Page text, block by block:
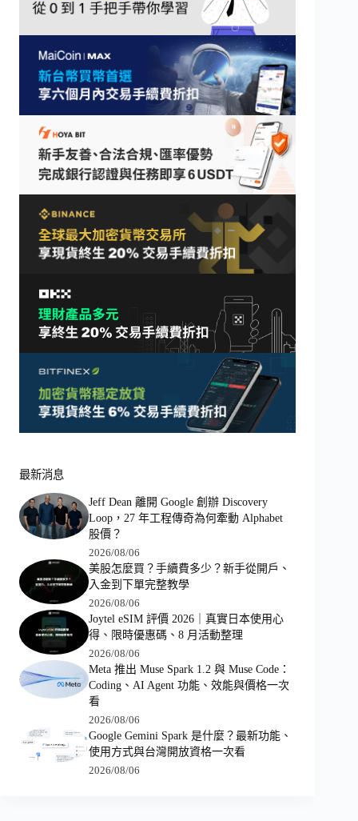
最新消息
Jeff Dean 離開 Google 創辦 Discovery
Loop，27 年工程傳奇為何牽動 Alphabet
股價？
2026/08/06
美股怎麼買？手續費多少？新手從開戶、
入金到下單完整教學
2026/08/06
Joytel eSIM 評價 2026｜真實日本使用心
得、限時優惠碼、8 月活動整理
2026/08/06
Meta 推出 Muse Spark 1.2 與 Muse Code：
Coding、AI Agent 功能、效能與價格一次
看
2026/08/06
Google Gemini Spark 是什麼？最新功能、
使用方式與台灣開放資格一次看
2026/08/06